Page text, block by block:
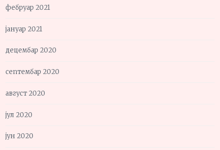
фебруар 2021
јануар 2021
децембар 2020
септембар 2020
август 2020
јул 2020
јун 2020